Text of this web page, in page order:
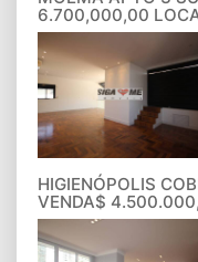
6.700,000,00
HIGIENÓPOLIS
VENDA$